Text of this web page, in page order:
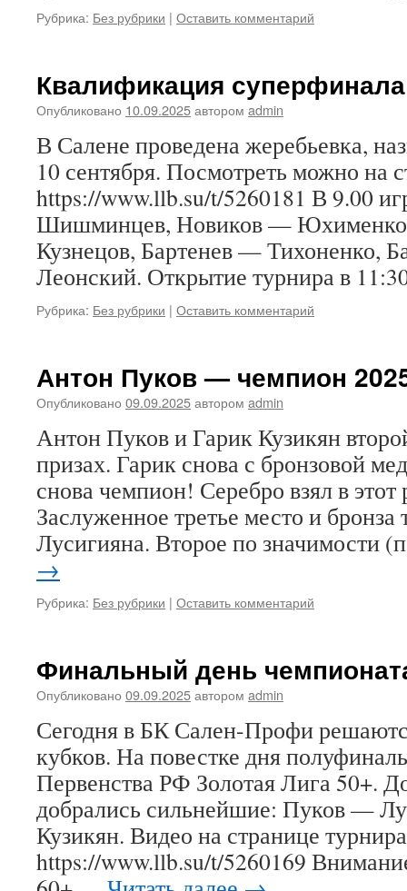
Рубрика: Без рубрики | Оставить комментарий
Квалификация
Опубликовано 10.09.2025автором admin
В Салене проведена жеребьевка,
10 сентября. Посмотреть можно на
https://www.llb.su/t/5260181 В 9.00
Шишминцев, Новиков —
Кузнецов, Бартенев — Тихоненко,
Леонский. Открытие турнира в
Рубрика: Без рубрики | Оставить комментарий
Антон Пуков — чемпион
Опубликовано 09.09.2025автором admin
Антон Пуков и Гарик Кузикян
призах. Гарик снова с бронзовой
снова чемпион! Серебро взял в
Заслуженное третье место и
Лусигияна. Второе по значимости
→
Рубрика: Без рубрики | Оставить комментарий
Финальный день
Опубликовано 09.09.2025автором admin
Сегодня в БК Сален-Профи
кубков. На повестке дня
Первенства РФ Золотая Лига 50+.
добрались сильнейшие: Пуков —
Кузикян. Видео на странице турнира
https://www.llb.su/t/5260169